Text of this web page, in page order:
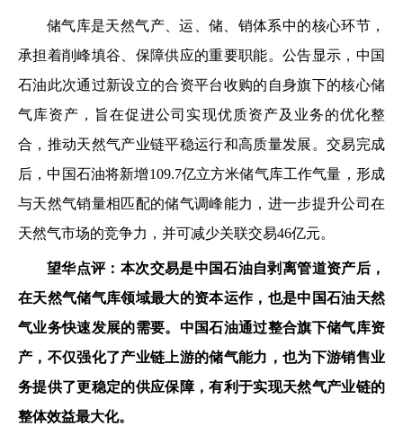
储气库是天然气产、运、储、销体系中的核心环节，
承担着削峰填谷、保障供应的重要职能。公告显示， 中国
石油此次通过新设立的合资平台收购的自身旗下的核心储
气库资产，旨在促进公司实现优质资产及业务的优化整
合，推动天然气产业链平稳运行和高质量发展。 交易完成
后，中国石油将新增109.7亿立方米储气库工作气量，形成
与天然气销量相匹配的储气调峰能力，进一步提升公司在
天然气市场的竞争力，并可减少关联交易46亿元。
望华点评：本次交易是中国石油自剥离管道资产后，
在天然气储气库领域最大的资本运作，也是中国石油天然
气业务快速发展的需要。中国石油通过整合旗下储气库资
产，不仅强化了产业链上游的储气能力，也为下游销售业
务提供了更稳定的供应保障，有利于实现天然气产业链的
整体效益最大化。